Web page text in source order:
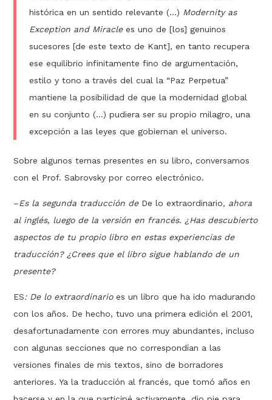
histórica en un sentido relevante (…) Modernity as
Exception and Miraclees uno de [los] genuinos
sucesores [de este texto de Kant], en tanto recupera
ese equilibrio infinitamente fino de argumentación,
estilo y tono a través del cual la “Paz Perpetua”
mantiene la posibilidad de que la modernidad global
en su conjunto (…) pudiera ser su propio milagro, una
excepción a las leyes que gobiernan el universo.
Sobre algunos temas presentes en su libro, conversamos
con el Prof. Sabrovsky por correo electrónico.
–Es la segunda traducción de De lo extraordinario, ahora
al inglés, luego de la versión en francés. ¿Has descubierto
aspectos de tu propio libro en estas experiencias de
traducción? ¿Crees que el libro sigue hablando de un
presente?
ES: De lo extraordinarioes un libro que ha ido madurando
con los años. De hecho, tuvo una primera edición el 2001,
desafortunadamente con errores muy abundantes, incluso
con algunas secciones que no correspondían a las
versiones finales de mis textos, sino de borradores
anteriores. Ya la traducción al francés, que tomó años en